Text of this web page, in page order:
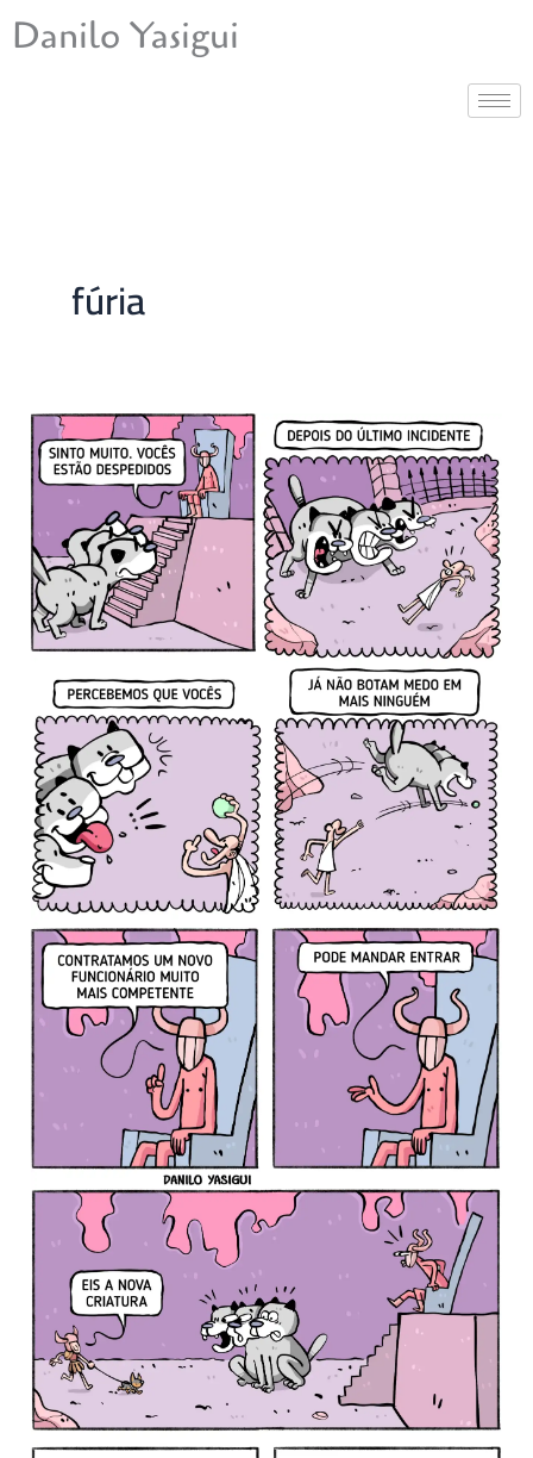
para
Danilo Yasigui
fúria